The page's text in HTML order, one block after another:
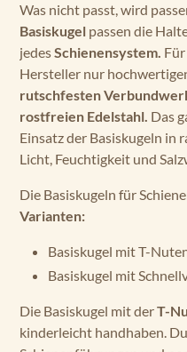
Was nicht passt, wird
Basiskugel passen die
jedesSchienensystem.
Hersteller nur
rutschfesten
rostfreien Edelstahl. Das
Einsatz der Basiskugeln in
Licht, Feuchtigkeit und
Die Basiskugeln für
Varianten:
Basiskugel mit T-
Basiskugel mit
Die Basiskugel mit derT-
kinderleicht handhaben.